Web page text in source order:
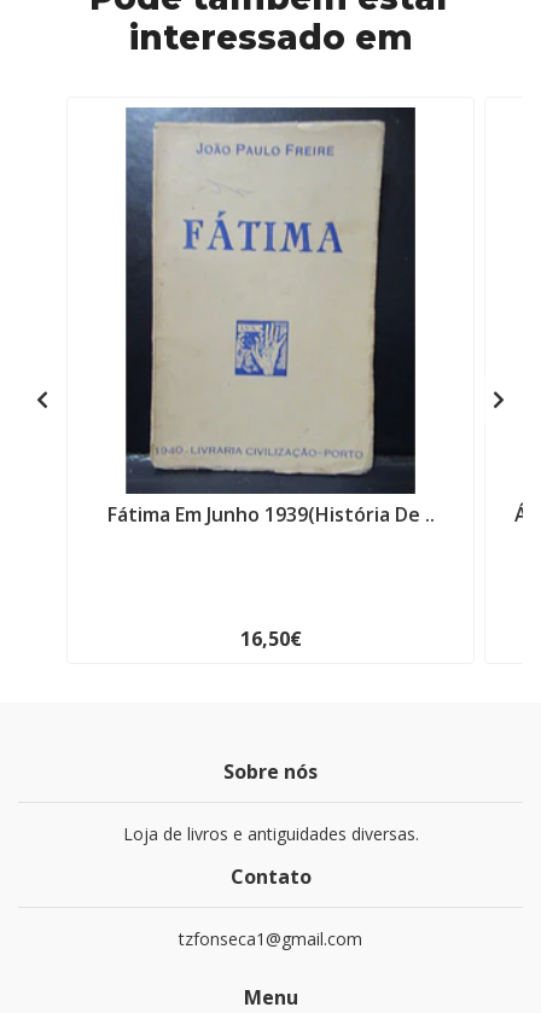
interessado em
Fátima Em Junho 1939(História De ..
16,50€
Á
Sobre nós
Loja de livros e antiguidades diversas.
Contato
tzfonseca1@gmail.com
Menu